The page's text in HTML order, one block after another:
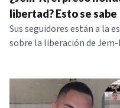
libertad? Esto se sabe
Sus seguidores están a la
sobre la liberación de